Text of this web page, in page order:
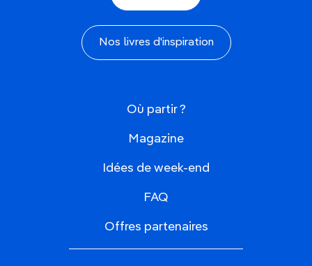
Nos livres d'inspiration
Où partir ?
Magazine
Idées de week-end
FAQ
Offres partenaires